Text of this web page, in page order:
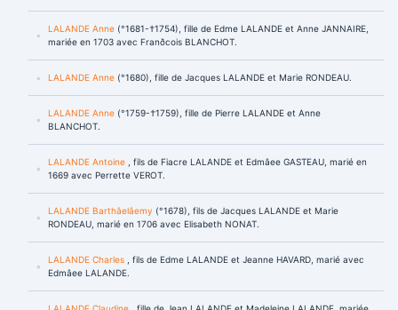
LALANDE Anne (°1681-†1754), fille de Edme LALANDE et Anne JANNAIRE,
mariée en 1703 avec Franðcois BLANCHOT.
LALANDE Anne (°1680), fille de Jacques LALANDE et Marie RONDEAU.
LALANDE Anne (°1759-†1759), fille de Pierre LALANDE et Anne
BLANCHOT.
LALANDE Antoine , fils de Fiacre LALANDE et Edmâee GASTEAU, marié en
1669 avec Perrette VEROT.
LALANDE Barthâelâemy (°1678), fils de Jacques LALANDE et Marie
RONDEAU, marié en 1706 avec Elisabeth NONAT.
LALANDE Charles , fils de Edme LALANDE et Jeanne HAVARD, marié avec
Edmâee LALANDE.